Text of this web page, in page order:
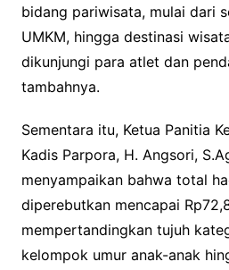
bidang pariwisata, mulai dari
UMKM, hingga destinasi
dikunjungi para atlet dan
tambahnya.
Sementara itu, Ketua Panitia
Kadis Parpora, H. Angsori,
menyampaikan bahwa total
diperebutkan mencapai
mempertandingkan tujuh
kelompok umur anak-anak